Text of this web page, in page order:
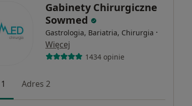
Gabinety Chirurgiczne
Sowmed
Gastrologia, Bariatria, Chirurgia ·
Więcej
1434 opinie
Adres 2